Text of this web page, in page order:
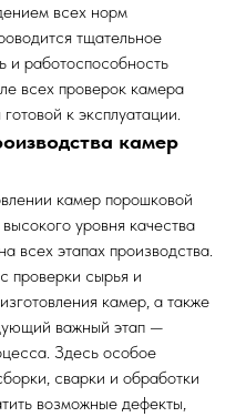
всех норм
тщательное
и работоспособность
всех проверок камера
к эксплуатации.
камер
камер порошковой
уровня качества
всех этапах производства.
проверки сырья и
камер, а также
важный этап —
Здесь особое
сварки и обработки
возможные дефекты,